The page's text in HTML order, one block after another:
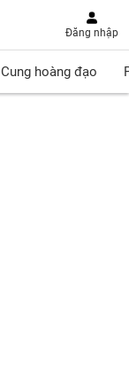
Đăng nhập
Cung hoàng đạo